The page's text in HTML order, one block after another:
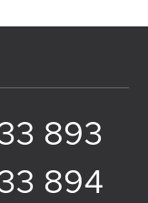
893
894